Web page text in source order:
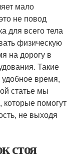
мало
не повод
для всего тела
физическую
на дорогу в
Такие
время,
статье мы
помогут
не выходя
стоя